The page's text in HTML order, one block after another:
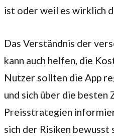
ist oder weil es wirklich
Das Verständnis der
kann auch helfen, die
Nutzer sollten die App
und sich über die besten
Preisstrategien
sich der Risiken